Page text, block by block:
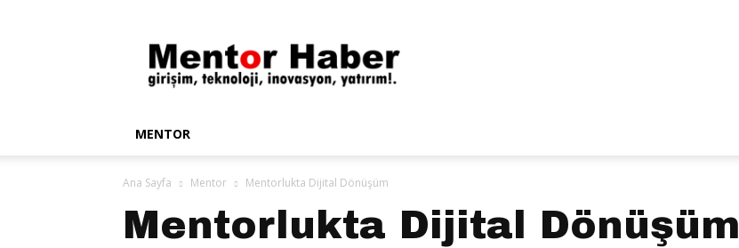
Haber
MENTOR
Ana Sayfa Mentor Mentorlukta Dijital Dönüşüm
Mentorlukta Dijital Dönüşüm